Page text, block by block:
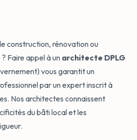
construction, rénovation ou
? Faire appel à un architecte DPLG
vous garantit un
par un expert inscrit à
Nos architectes connaissent
du bâti local et les